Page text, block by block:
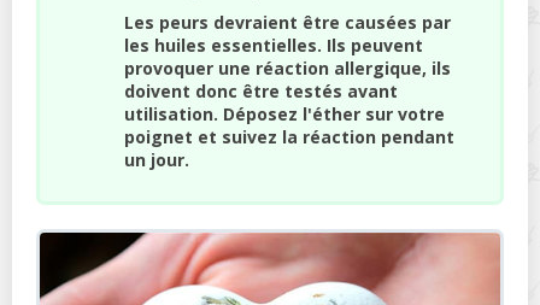
Les peurs devraient être causées par
les huiles essentielles. Ils peuvent
provoquer une réaction allergique, ils
doivent donc être testés avant
utilisation. Déposez l'éther sur votre
poignet et suivez la réaction pendant
un jour.